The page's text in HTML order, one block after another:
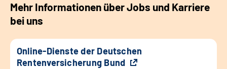
Mehr Informationen über Jobs und Karriere
bei uns
Online-Dienste der Deutschen
Rentenversicherung Bund